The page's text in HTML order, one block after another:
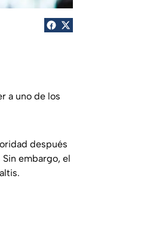
a uno de los
después
Sin embargo, el